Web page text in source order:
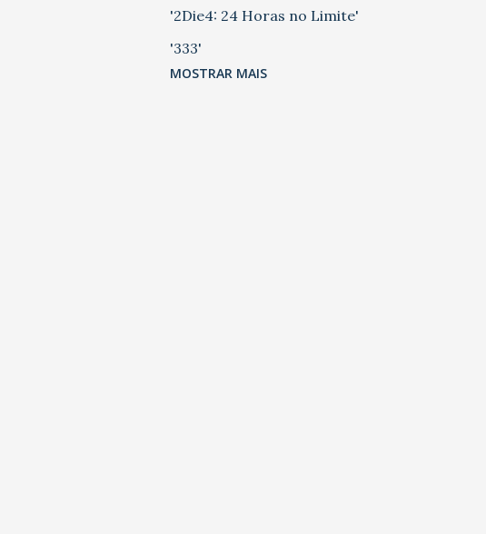
'2Die4: 24 Horas no Limite'
'333'
'5 Casas' 'Chão de Fábrica'
MOSTRAR MAIS